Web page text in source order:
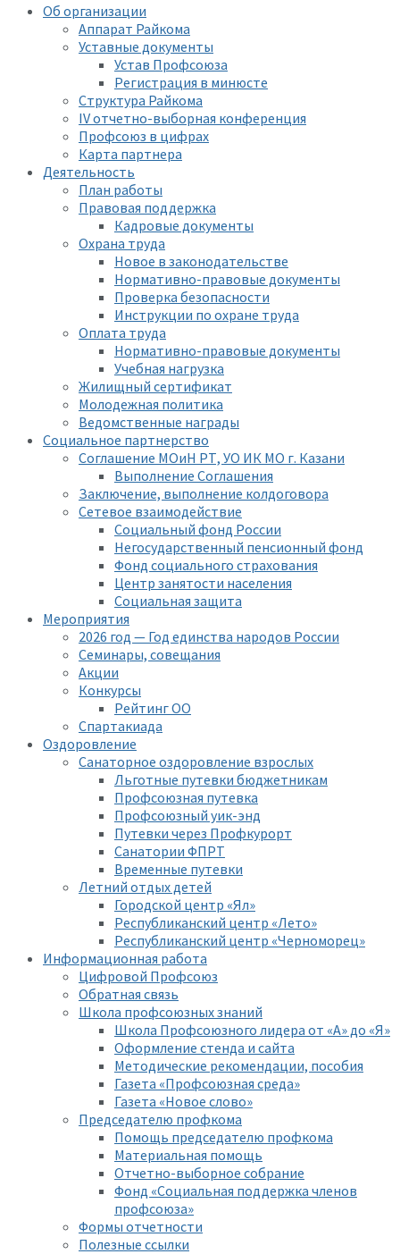
Об организации
Аппарат Райкома
Уставные документы
Устав Профсоюза
Регистрация в минюсте
Структура Райкома
IV отчетно-выборная конференция
Профсоюз в цифрах
Карта партнера
Деятельность
План работы
Правовая поддержка
Кадровые документы
Охрана труда
Новое в законодательстве
Нормативно-правовые документы
Проверка безопасности
Инструкции по охране труда
Оплата труда
Нормативно-правовые документы
Учебная нагрузка
Жилищный сертификат
Молодежная политика
Ведомственные награды
Социальное партнерство
Соглашение МОиН РТ, УО ИК МО г. Казани
Выполнение Соглашения
Заключение, выполнение колдоговора
Сетевое взаимодействие
Социальный фонд России
Негосударственный пенсионный фонд
Фонд социального страхования
Центр занятости населения
Социальная защита
Мероприятия
2026 год — Год единства народов России
Семинары, совещания
Акции
Конкурсы
Рейтинг ОО
Спартакиада
Оздоровление
Санаторное оздоровление взрослых
Льготные путевки бюджетникам
Профсоюзная путевка
Профсоюзный уик-энд
Путевки через Профкурорт
Санатории ФПРТ
Временные путевки
Летний отдых детей
Городской центр «Ял»
Республиканский центр «Лето»
Республиканский центр «Черноморец»
Информационная работа
Цифровой Профсоюз
Обратная связь
Школа профсоюзных знаний
Школа Профсоюзного лидера от «А» до «Я»
Оформление стенда и сайта
Методические рекомендации, пособия
Газета «Профсоюзная среда»
Газета «Новое слово»
Председателю профкома
Помощь председателю профкома
Материальная помощь
Отчетно-выборное собрание
Фонд «Социальная поддержка членов
профсоюза»
Формы отчетности
Полезные ссылки